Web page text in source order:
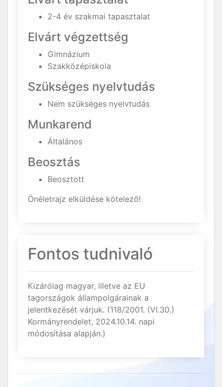
2-4 év szakmai tapasztalat
Elvárt végzettség
Gimnázium
Szakközépiskola
Szükséges nyelvtudás
Nem szükséges nyelvtudás
Munkarend
Általános
Beosztás
Beosztott
Önéletrajz elküldése kötelező!
Fontos tudnivaló
Kizárólag magyar, illetve az EU
tagországok állampolgárainak a
jelentkezését várjuk. (118/2001. (VI.30.)
Kormányrendelet, 2024.10.14. napi
módosítása alapján.)